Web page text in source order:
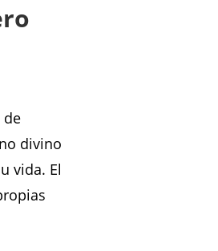
de
divino
vida. El